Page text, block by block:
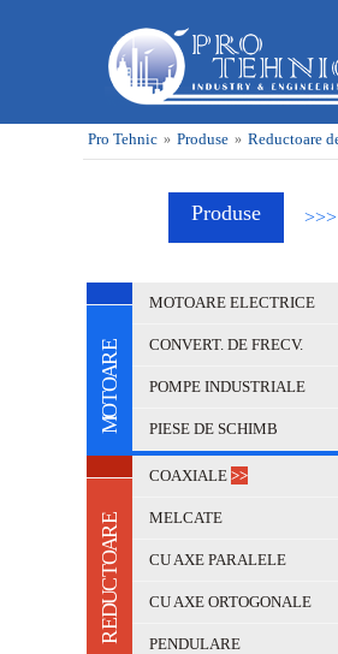
Pro Tehnic » Produse » Reductoare
Produse >>>
E
R
A
O
T
O
M
MOTOARE ELECTRICE
CONVERT. DE FRECV.
POMPE INDUSTRIALE
PIESE DE SCHIMB
E
R
A
O
T
C
U
D
E
R
COAXIALE >>
MELCATE
CU AXE PARALELE
CU AXE ORTOGONALE
PENDULARE